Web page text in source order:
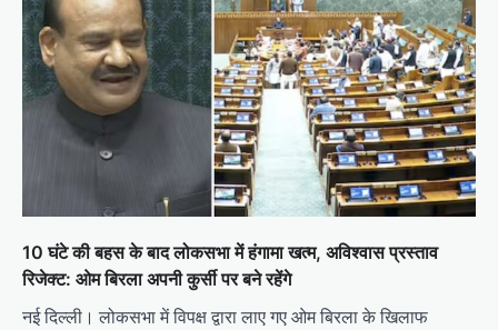
10 घंटे की बहस के बाद लोकसभा में हंगामा खत्म, अविश्वास प्रस्ताव
रिजेक्ट: ओम बिरला अपनी कुर्सी पर बने रहेंगे
नई दिल्ली। लोकसभा में विपक्ष द्वारा लाए गए ओम बिरला के खिलाफ